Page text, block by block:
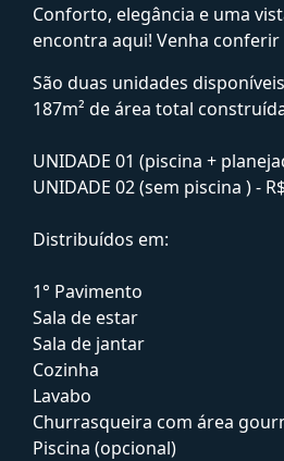
Conforto, elegância e uma
encontra aqui! Venha conferir
São duas unidades
187m² de área total
UNIDADE 01 (piscina +
UNIDADE 02 (sem piscina ) -
Distribuídos em:
1° Pavimento
Sala de estar
Sala de jantar
Cozinha
Lavabo
Churrasqueira com área
Piscina (opcional)